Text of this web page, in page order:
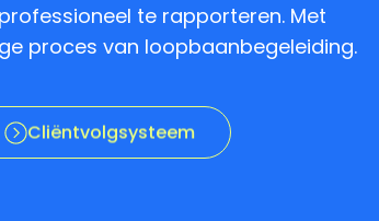
te rapporteren. Met
proces van loopbaanbegeleiding.